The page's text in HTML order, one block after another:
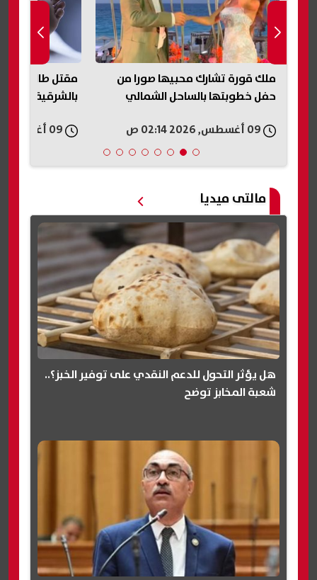
ملك قورة تشارك محبيها صورا من
حفل خطوبتها بالساحل الشمالي
مقتل طالب
بالشرقية..
مالتى ميديا
هل يؤثر التحول للدعم النقدي على توفير الخبز؟..
شعبة المخابز توضح